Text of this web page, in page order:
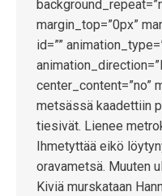
margin_top=”0px”
id=””
center_content=”no”
metsässä kaadettiin
tiesivät. Lienee
Ihmetyttää eikö
oravametsä. Muuten
Kiviä murskataan